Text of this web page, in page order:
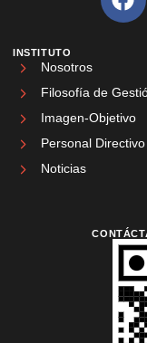
INSTITUTO
Nosotros
Filosofía de
Imagen-Objetivo
Personal Directivo
Noticias